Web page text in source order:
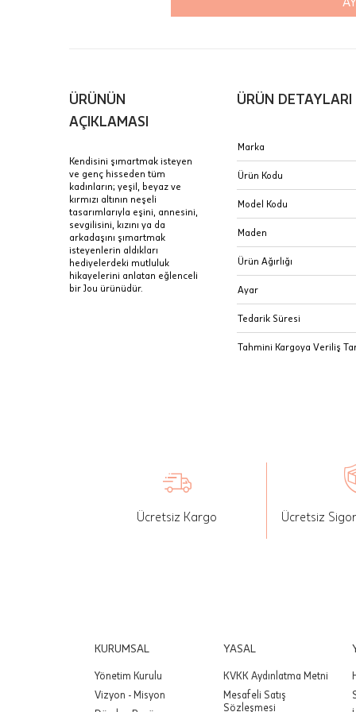
Stoklar çok
Taksit
Tek Çekim
2 Taksit
3 Taksit
E-Posta Adresi
ÜRÜNÜN
AÇIKLAMASI
Kendisini şımartmak isteyen
ve genç hisseden tüm
kadınların; yeşil, beyaz ve
kırmızı altının neşeli
tasarımlarıyla eşini, annesini,
sevgilisini, kızını ya da
arkadaşını şımartmak
isteyenlerin aldıkları
hediyelerdeki mutluluk
hikayelerini anlatan eğlenceli
bir Jou ürünüdür.
ÜRÜN DETAYLARI
Marka
Ürün Kodu
Model Kodu
Maden
Ürün Ağırlığı
Ayar
Tedarik Süresi
Tahmini Kargoya Veriliş
Ücretsiz Kargo Ücretsiz
KURUMSAL
Yönetim Kurulu
Vizyon - Misyon
YASAL
KVKK Aydınlatma Metni
Mesafeli Satış
Sözleşmesi
Sertifika
JTR |
Sipariş
İptal:
seçilen
Önemli:
Önemli: